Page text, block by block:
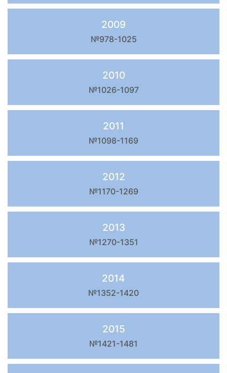
2009
№978-1025
2010
№1026-1097
2011
№1098-1169
2012
№1170-1269
2013
№1270-1351
2014
№1352-1420
2015
№1421-1481